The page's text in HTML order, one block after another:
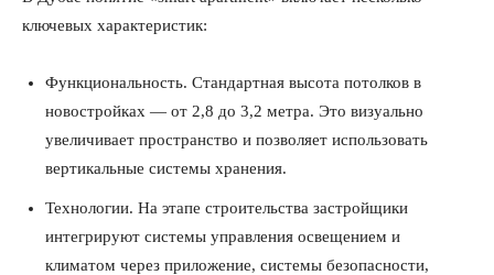
ключевых характеристик:
Функциональность. Стандартная высота потолков в
новостройках — от 2,8 до 3,2 метра. Это визуально
увеличивает пространство и позволяет использовать
вертикальные системы хранения.
Технологии. На этапе строительства застройщики
интегрируют системы управления освещением и
климатом через приложение, системы безопасности,